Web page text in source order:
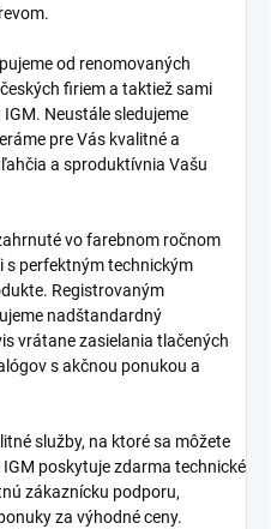
od renomovaných
firiem a taktiež sami
Neustále sledujeme
pre Vás kvalitné a
a sproduktívnia Vašu
vo farebnom ročnom
s perfektným technickým
Registrovaným
nadštandardný
vrátane zasielania tlačených
s akčnou ponukou a
služby, na ktoré sa môžete
poskytuje zdarma technické
zákaznícku podporu,
za výhodné ceny.